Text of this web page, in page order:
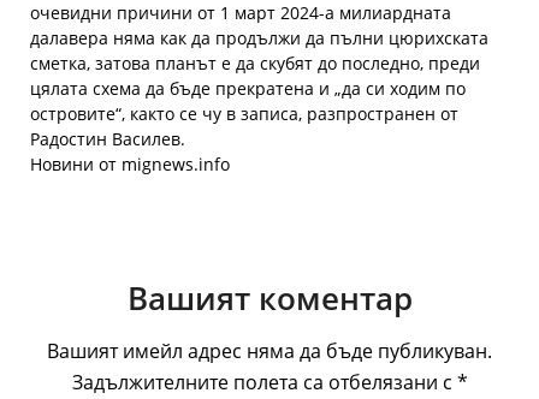
очевидни причини от 1 март 2024-а милиардната
далавера няма как да продължи да пълни цюрихската
сметка, затова планът е да скубят до последно, преди
цялата схема да бъде прекратена и „да си ходим по
островите“, както се чу в записа, разпространен от
Радостин Василев.
Новини от mignews.info
Вашият коментар
Вашият имейл адрес няма да бъде публикуван.
Задължителните полета са отбелязани с *